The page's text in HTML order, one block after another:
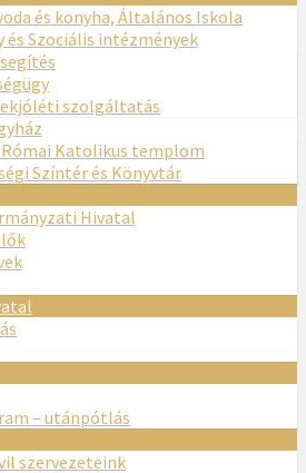
és konyha, Általános Iskola
és Szociális intézmények
szolgáltatás
Római Katolikus templom
Színtér és Könyvtár
Hivatal
– utánpótlás
szervezeteink